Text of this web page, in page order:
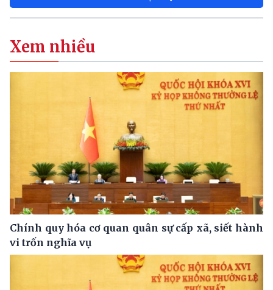
Xem nhiều
Chính quy hóa cơ quan quân sự cấp xã, siết hành
vi trốn nghĩa vụ